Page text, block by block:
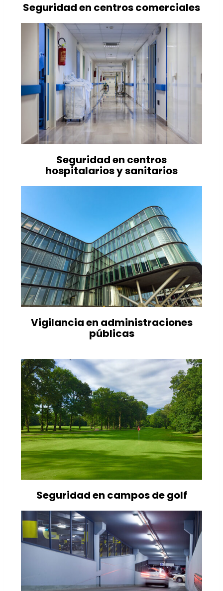
Seguridad en centros comerciales
Seguridad en centros
hospitalarios y sanitarios
Vigilancia en administraciones
públicas
Seguridad en campos de golf